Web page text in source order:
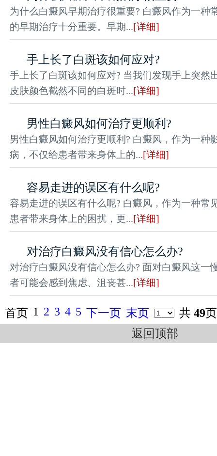
为什么白癜风早期治疗很重要? 白癜风作为一种
的早期治疗十分重要。早期...[详细]
手上长了白斑该如何应对?
手上长了白斑该如何应对? 当我们发现手上突然
皮肤颜色截然不同的白斑时...[详细]
男性白癜风如何治疗更顺利?
男性白癜风如何治疗更顺利? 白癜风，作为一种
病，不仅给患者带来身体上的...[详细]
容易走进的误区有什么呢?
容易走进的误区有什么呢? 白癜风，作为一种常
患者带来身体上的困扰，更...[详细]
对治疗白癜风没有信心怎么办?
对治疗白癜风没有信心怎么办? 面对白癜风这一
者可能会感到焦虑、沮丧甚...[详细]
首页 1 2 3 4 5 下一页 末页 共 49页
返回顶部